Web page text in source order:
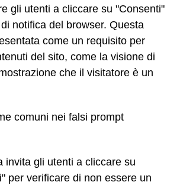
gli utenti a cliccare su "Consenti"
notifica del browser. Questa
come un requisito per
del sito, come la visione di
che il visitatore è un
comuni nei falsi prompt
invita gli utenti a cliccare su
per verificare di non essere un